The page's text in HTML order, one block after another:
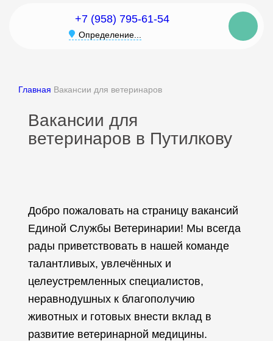
+7 (958) 795-61-54
Определение...
Главная Вакансии для ветеринаров
Вакансии для
ветеринаров в Путилкову
Добро пожаловать на страницу вакансий
Единой Службы Ветеринарии! Мы всегда
рады приветствовать в нашей команде
талантливых, увлечённых и
целеустремленных специалистов,
неравнодушных к благополучию
животных и готовых внести вклад в
развитие ветеринарной медицины.